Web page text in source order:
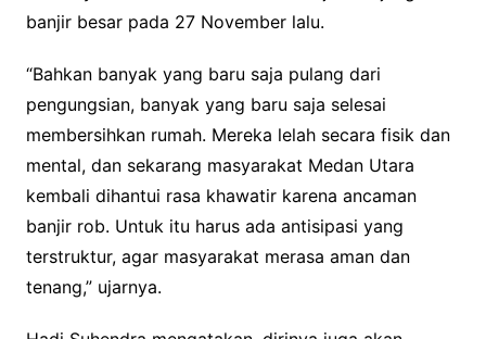
banjir besar pada 27 November lalu.
“Bahkan banyak yang baru saja pulang dari
pengungsian, banyak yang baru saja selesai
membersihkan rumah. Mereka lelah secara fisik dan
mental, dan sekarang masyarakat Medan Utara
kembali dihantui rasa khawatir karena ancaman
banjir rob. Untuk itu harus ada antisipasi yang
terstruktur, agar masyarakat merasa aman dan
tenang,” ujarnya.